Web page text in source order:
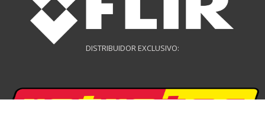
DISTRIBUIDOR EXCLUSIVO: